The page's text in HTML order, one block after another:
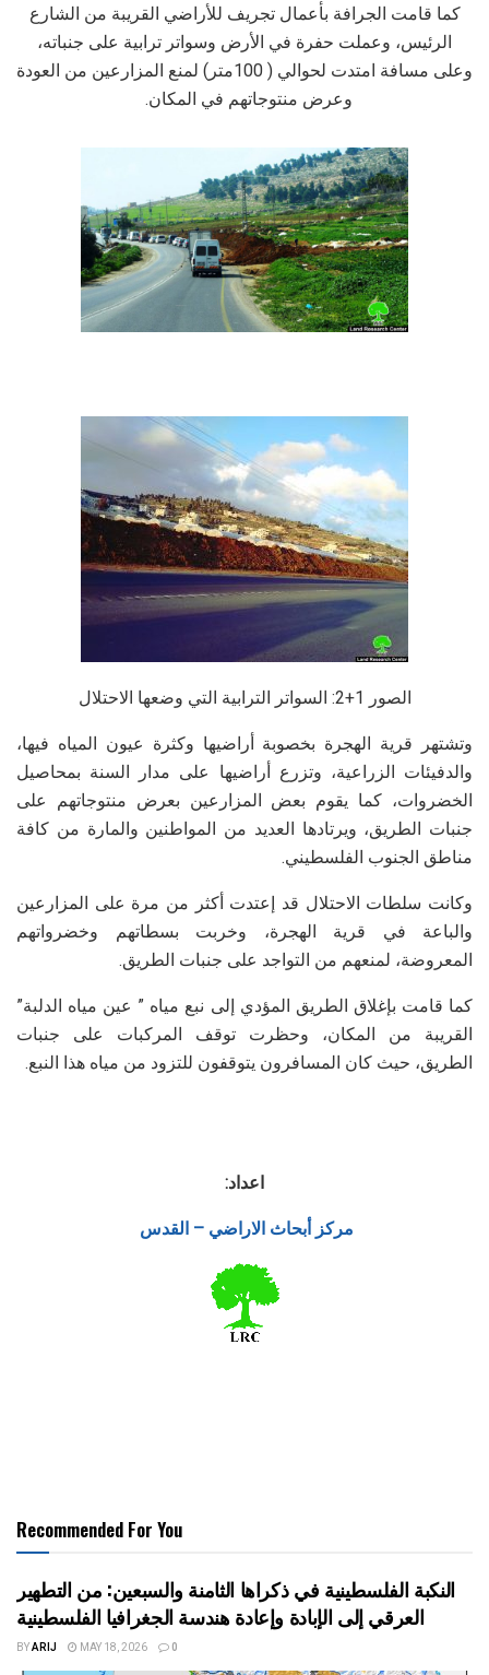
كما قامت الجرافة بأعمال تجريف للأراضي القريبة من الشارع
الرئيس، وعملت حفرة في الأرض وسواتر ترابية على جنباته،
وعلى مسافة امتدت لحوالي ( 100متر) لمنع المزارعين من العودة
وعرض منتوجاتهم في المكان.
الصور 1+2: السواتر الترابية التي وضعها الاحتلال
وتشتهر قرية الهجرة بخصوبة أراضيها وكثرة عيون المياه فيها،
والدفيئات الزراعية، وتزرع أراضيها على مدار السنة بمحاصيل
الخضروات، كما يقوم بعض المزارعين بعرض منتوجاتهم على
جنبات الطريق، ويرتادها العديد من المواطنين والمارة من كافة
مناطق الجنوب الفلسطيني.
وكانت سلطات الاحتلال قد إعتدت أكثر من مرة على المزارعين
والباعة في قرية الهجرة، وخربت بسطاتهم وخضرواتهم
المعروضة، لمنعهم من التواجد على جنبات الطريق.
كما قامت بإغلاق الطريق المؤدي إلى نبع مياه ” عين مياه الدلبة”
القريبة من المكان، وحظرت توقف المركبات على جنبات
الطريق، حيث كان المسافرون يتوقفون للتزود من مياه هذا النبع.
اعداد:
مركز أبحاث الاراضي – القدس
Recommended For You
النكبة الفلسطينية في ذكراها الثامنة والسبعين: من التطهير
BYARIJ MAY 18, 2026 0